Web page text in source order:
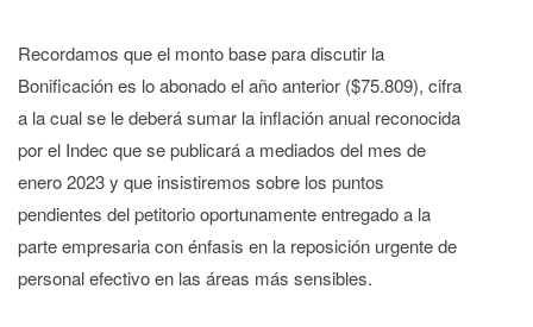
Recordamos que el monto base para discutir la
Bonificación es lo abonado el año anterior ($75.809), cifra
a la cual se le deberá sumar la inflación anual reconocida
por el Indec que se publicará a mediados del mes de
enero 2023 y que insistiremos sobre los puntos
pendientes del petitorio oportunamente entregado a la
parte empresaria con énfasis en la reposición urgente de
personal efectivo en las áreas más sensibles.